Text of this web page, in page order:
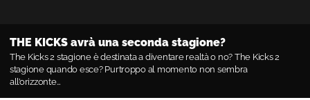
THE KICKS avrà una seconda stagione?
The Kicks 2 stagione è destinata a diventare realtà o no? The Kicks 2
stagione quando esce? Purtroppo al momento non sembra
all’orizzonte…